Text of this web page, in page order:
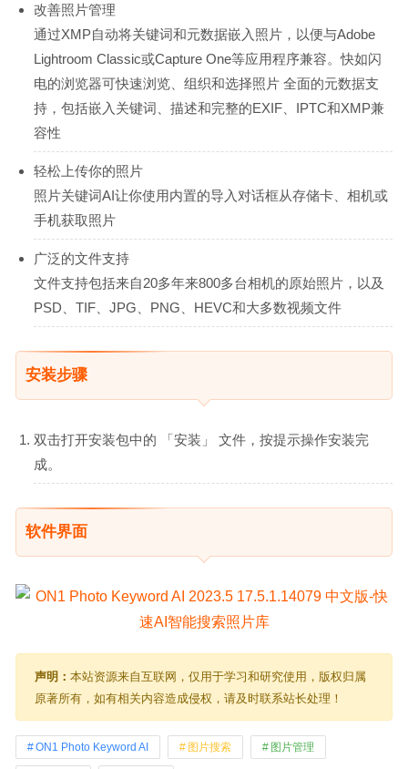
改善照片管理
通过XMP自动将关键词和元数据嵌入照片，以便与Adobe
Lightroom Classic或Capture One等应用程序兼容。快如闪
电的浏览器可快速浏览、组织和选择照片 全面的元数据支
持，包括嵌入关键词、描述和完整的EXIF、IPTC和XMP兼
容性
轻松上传你的照片
照片关键词AI让你使用内置的导入对话框从存储卡、相机或
手机获取照片
广泛的文件支持
文件支持包括来自20多年来800多台相机的原始照片，以及
PSD、TIF、JPG、PNG、HEVC和大多数视频文件
安装步骤
双击打开安装包中的 「安装」 文件，按提示操作安装完
成。
软件界面
声明： 本站资源来自互联网，仅用于学习和研究使用，版权归属
原著所有，如有相关内容造成侵权，请及时联系站长处理！
ON1 Photo Keyword AI 图片搜索 图片管理